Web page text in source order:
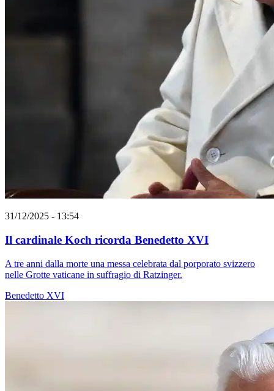
31/12/2025 - 13:54
Il cardinale Koch ricorda Benedetto XVI
A tre anni dalla morte una messa celebrata dal porporato svizzero
nelle Grotte vaticane in suffragio di Ratzinger.
Benedetto XVI